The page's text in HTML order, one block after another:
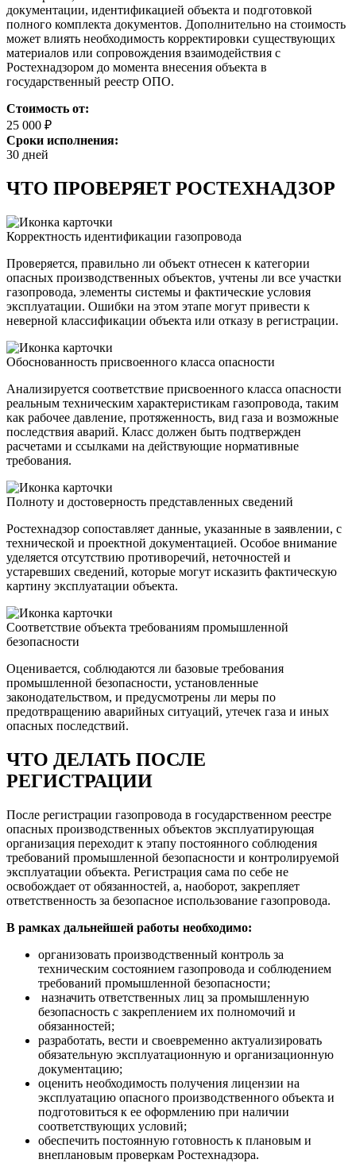
документации, идентификацией объекта и подготовкой
полного комплекта документов. Дополнительно на стоимость
может влиять необходимость корректировки существующих
материалов или сопровождения взаимодействия с
Ростехнадзором до момента внесения объекта в
государственный реестр ОПО.
Стоимость от:
25 000 ₽
Сроки исполнения:
30 дней
ЧТО ПРОВЕРЯЕТ РОСТЕХНАДЗОР
Корректность идентификации газопровода
Проверяется, правильно ли объект отнесен к категории
опасных производственных объектов, учтены ли все участки
газопровода, элементы системы и фактические условия
эксплуатации. Ошибки на этом этапе могут привести к
неверной классификации объекта или отказу в регистрации.
Обоснованность присвоенного класса опасности
Анализируется соответствие присвоенного класса опасности
реальным техническим характеристикам газопровода, таким
как рабочее давление, протяженность, вид газа и возможные
последствия аварий. Класс должен быть подтвержден
расчетами и ссылками на действующие нормативные
требования.
Полноту и достоверность представленных сведений
Ростехнадзор сопоставляет данные, указанные в заявлении, с
технической и проектной документацией. Особое внимание
уделяется отсутствию противоречий, неточностей и
устаревших сведений, которые могут исказить фактическую
картину эксплуатации объекта.
Соответствие объекта требованиям промышленной
безопасности
Оценивается, соблюдаются ли базовые требования
промышленной безопасности, установленные
законодательством, и предусмотрены ли меры по
предотвращению аварийных ситуаций, утечек газа и иных
опасных последствий.
ЧТО ДЕЛАТЬ ПОСЛЕ
РЕГИСТРАЦИИ
После регистрации газопровода в государственном реестре
опасных производственных объектов эксплуатирующая
организация переходит к этапу постоянного соблюдения
требований промышленной безопасности и контролируемой
эксплуатации объекта. Регистрация сама по себе не
освобождает от обязанностей, а, наоборот, закрепляет
ответственность за безопасное использование газопровода.
В рамках дальнейшей работы необходимо:
организовать производственный контроль за
техническим состоянием газопровода и соблюдением
требований промышленной безопасности;
назначить ответственных лиц за промышленную
безопасность с закреплением их полномочий и
обязанностей;
разработать, вести и своевременно актуализировать
обязательную эксплуатационную и организационную
документацию;
оценить необходимость получения лицензии на
эксплуатацию опасного производственного объекта и
подготовиться к ее оформлению при наличии
соответствующих условий;
обеспечить постоянную готовность к плановым и
внеплановым проверкам Ростехнадзора.